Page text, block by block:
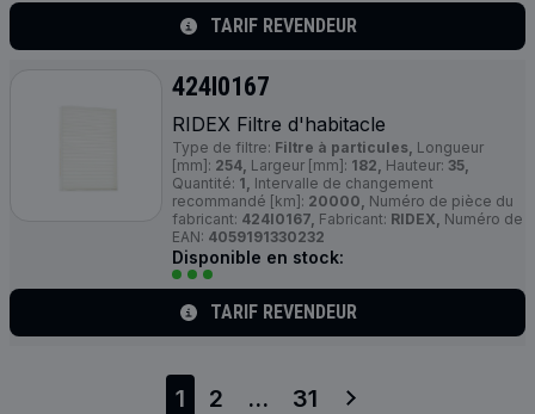
TARIF REVENDEUR
424I0167
RIDEX Filtre d'habitacle
Type de filtre: Filtre à particules, Longueur
[mm]: 254, Largeur [mm]: 182, Hauteur: 35,
Quantité: 1, Intervalle de changement
recommandé [km]: 20000, Numéro de pièce du
fabricant: 424I0167, Fabricant: RIDEX, Numéro de
EAN: 4059191330232
Disponible en stock:
TARIF REVENDEUR
1 2 ... 31